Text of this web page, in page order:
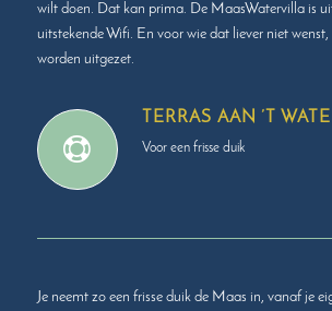
wilt doen. Dat kan prima. De MaasWatervilla is
uitstekende Wifi. En voor wie dat liever niet
worden uitgezet.
TERRAS AAN ’T
Voor een frisse duik
Je neemt zo een frisse duik de Maas in, vanaf je